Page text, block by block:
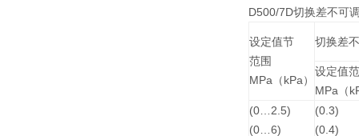
D500/7D切换差不可
设定值节
范围
MPa（kPa）
切换差
设定值
MPa（
(0…2.5)
(0…6)
(0.3)
(0.4)